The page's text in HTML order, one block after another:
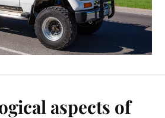
aspects of